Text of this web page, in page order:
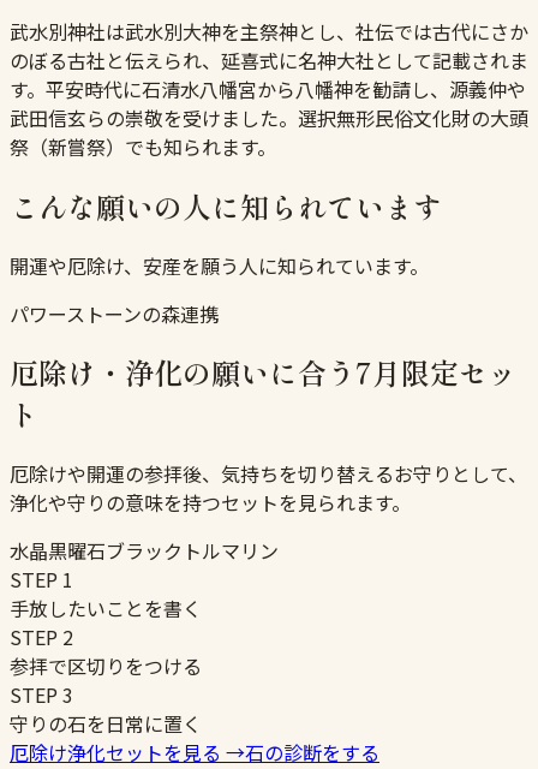
武水別神社は武水別大神を主祭神とし、社伝では古代にさか
のぼる古社と伝えられ、延喜式に名神大社として記載されま
す。平安時代に石清水八幡宮から八幡神を勧請し、源義仲や
武田信玄らの崇敬を受けました。選択無形民俗文化財の大頭
祭（新嘗祭）でも知られます。
こんな願いの人に知られています
開運や厄除け、安産を願う人に知られています。
パワーストーンの森連携
厄除け・浄化の願いに合う7月限定セッ
ト
厄除けや開運の参拝後、気持ちを切り替えるお守りとして、
浄化や守りの意味を持つセットを見られます。
水晶黒曜石ブラックトルマリン
STEP 1
手放したいことを書く
STEP 2
参拝で区切りをつける
STEP3
守りの石を日常に置く
厄除け浄化セットを見る →石の診断をする